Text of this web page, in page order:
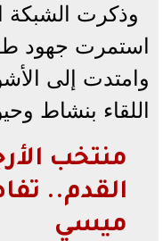
وذكرت الشبكة
وامتدت إلى
اللقاء بنشاط
منتخب
القدم..
ميسي